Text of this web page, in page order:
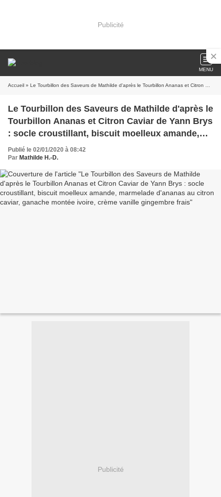
Publicité
MENU
Accueil » Le Tourbillon des Saveurs de Mathilde d'après le Tourbillon Ananas et Citron Caviar de Yann Brys : socle croustillant, biscuit moelleux amande, marmelade d'ananas au citron caviar, ganache montée ivoire, crème vanille gingembre frais
Le Tourbillon des Saveurs de Mathilde d'après le
Tourbillon Ananas et Citron Caviar de Yann Brys
: socle croustillant, biscuit moelleux amande,
marmelade d'ananas au citron caviar, ganache
montée ivoire, crème vanille gingembre frais
Publié le 02/01/2020 à 08:42
Par Mathilde H.-D.
Publicité